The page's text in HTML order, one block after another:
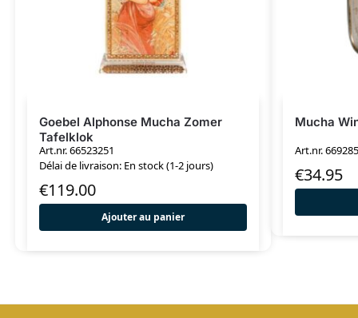
Goebel Alphonse Mucha Zomer
Tafelklok
Art.nr. 66523251
Délai de livraison: En stock (1-2 jours)
€119.00
Ajouter au panier
Mucha
Art.nr.
€34.95